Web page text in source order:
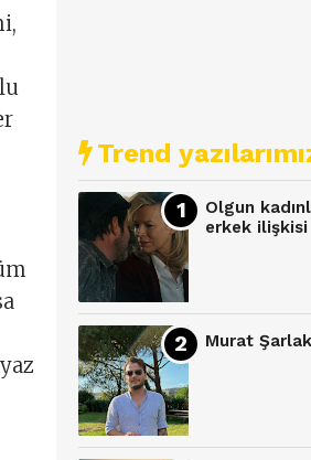
Trend
Olgun
erkek ilişkisi
Murat